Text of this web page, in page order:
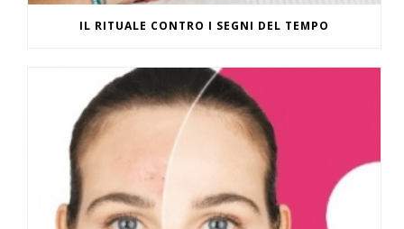
IL RITUALE CONTRO I SEGNI DEL TEMPO